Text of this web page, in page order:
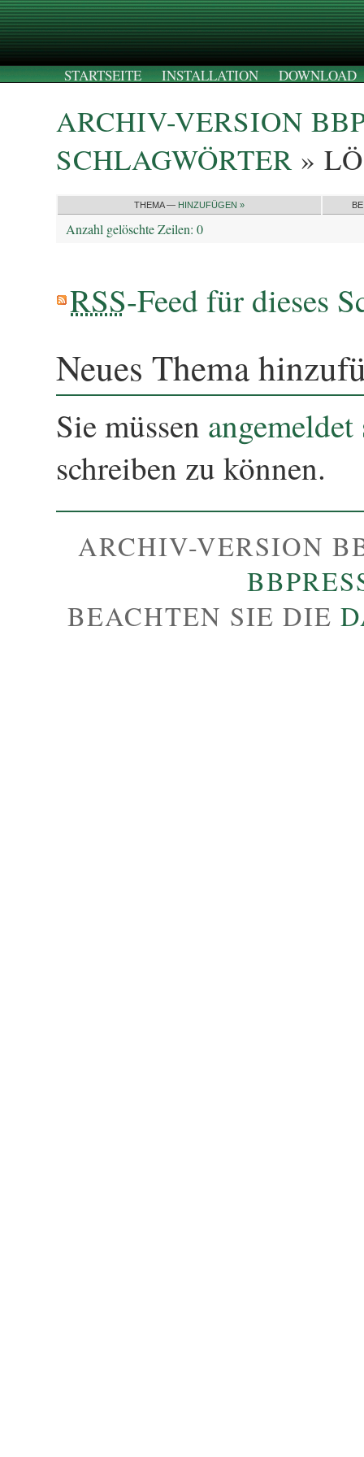
STARTSEITE INSTALLATION DOWNLOAD
ARCHIV-VERSION
SCHLAGWÖRTER»
THEMA — HINZUFÜGEN »
Anzahl gelöschte Zeilen: 0
RSS-Feed für dieses
Neues Thema
Sie müssen angemeldet
schreiben zu können.
ARCHIV-VERSION
BEACHTEN SIE DIE